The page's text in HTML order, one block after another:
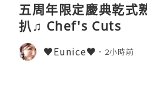
五周年限定慶典乾式
扒♫ Chef's Cuts
♥Eunice♥ 2小時前